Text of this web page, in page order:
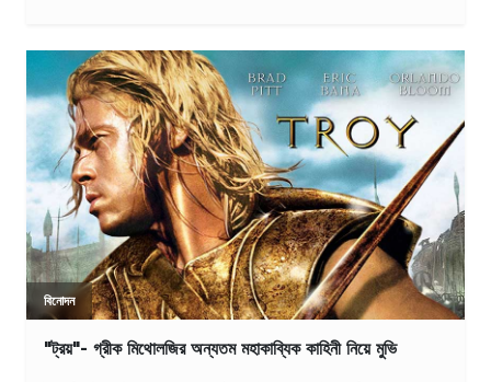
বিনোদন
"ট্রয়"- গ্রীক মিথোলজির অন্যতম মহাকাব্যিক কাহিনী নিয়ে মুভি